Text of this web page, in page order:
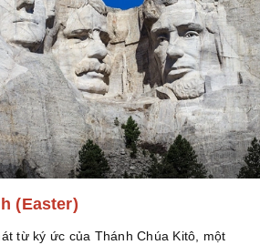
(Easter)
từ ký ức của Thánh Chúa Kitô, một